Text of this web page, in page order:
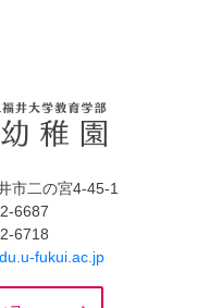
市二の宮4-45-1
6687
6718
fukui.ac.jp